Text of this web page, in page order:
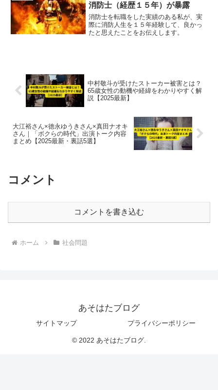
消防士（経歴１５年）が暴露
消防士を転職をした実績のある私が、実
際に消防人生を１５年経験して、良かっ
たと思えたことをお伝えします。
中村敬斗が受けたストーカー被害とは？
65歳女性の動機や経緯をわかりやすく解
説【2025最新】
大江裕さん×徳永ゆうきさん×真田ナオキ
さん｜「ボクらの時代」出演トーク内容
まとめ【2025最新・裏話5選】
コメント
コメントを書き込む
ホーム 社会問題
あそはたブログ
サイトマップ プライバシーポリシー
© 2022 あそはたブログ.